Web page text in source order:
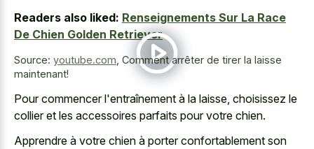
Readers also liked: Renseignements Sur La Race
De Chien Golden Retriever
Source: youtube.com, Comment arrêter de tirer la laisse
maintenant!
Pour commencer l'entraînement à la laisse, choisissez le
collier et les accessoires parfaits pour votre chien.
Apprendre à votre chien à porter confortablement son